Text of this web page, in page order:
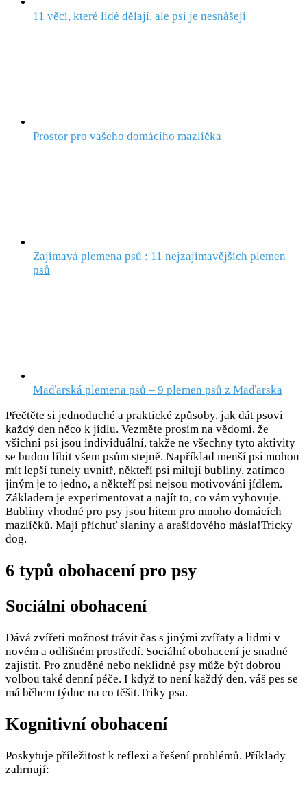
11 věcí, které lidé dělají, ale psi je nesnášejí
Prostor pro vašeho domácího mazlíčka
Zajímavá plemena psů : 11 nejzajímavějších plemen
psů
Maďarská plemena psů – 9 plemen psů z Maďarska
Přečtěte si jednoduché a praktické způsoby, jak dát psovi
každý den něco k jídlu. Vezměte prosím na vědomí, že
všichni psi jsou individuální, takže ne všechny tyto aktivity
se budou líbit všem psům stejně. Například menší psi mohou
mít lepší tunely uvnitř, někteří psi milují bubliny, zatímco
jiným je to jedno, a někteří psi nejsou motivováni jídlem.
Základem je experimentovat a najít to, co vám vyhovuje.
Bubliny vhodné pro psy jsou hitem pro mnoho domácích
mazlíčků. Mají příchuť slaniny a arašídového másla!Tricky
dog.
6 typů obohacení pro psy
Sociální obohacení
Dává zvířeti možnost trávit čas s jinými zvířaty a lidmi v
novém a odlišném prostředí. Sociální obohacení je snadné
zajistit. Pro znuděné nebo neklidné psy může být dobrou
volbou také denní péče. I když to není každý den, váš pes se
má během týdne na co těšit.Triky psa.
Kognitivní obohacení
Poskytuje příležitost k reflexi a řešení problémů. Příklady
zahrnují: